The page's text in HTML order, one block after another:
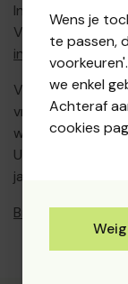
Interesse?
VSDC-fb vzw op
info@vsdc-fb.be .
Vzw’s die in het
was dan 5.580
Uiteraard
jaarlijkse
Bron
: Bericht
Wens je
te passen,
we enkel
Achteraf
cookies